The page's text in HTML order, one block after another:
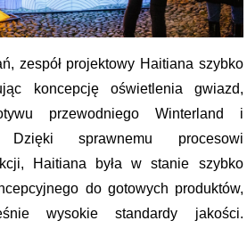
zespół projektowy Haitiana szybko
koncepcję oświetlenia gwiazd,
przewodniego Winterland i
sprawnemu procesowi
Haitiana była w stanie szybko
do gotowych produktów,
wysokie standardy jakości.